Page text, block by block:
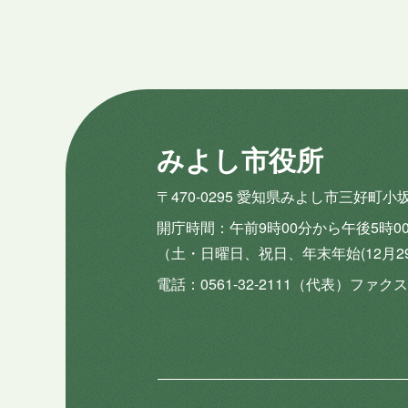
みよし市役所
〒470-0295 愛知県みよし市三好町小
開庁時間
午前9時00分から午後5時
（土・日曜日、祝日、年末年始(12
電話
0561-32-2111（代表） ファクス